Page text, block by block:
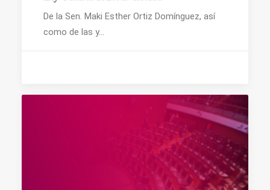
De la Sen. Maki Esther Ortiz Domínguez, así
como de las y…